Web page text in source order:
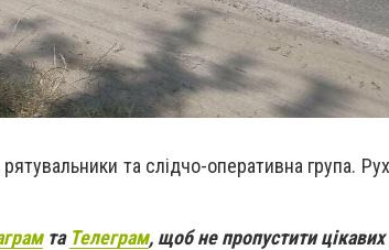
та слідчо-оперативна група.
та Телеграм, щоб не пропустити цікавих